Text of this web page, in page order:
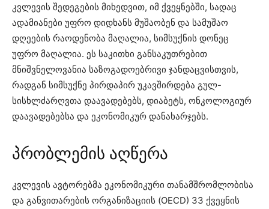
კვლევის შედეგების მიხედვით, იმ ქვეყნებში, სადაც
ადამიანები უფრო დიდხანს მუშაობენ და სამუშაო
დღეების რაოდენობა მაღალია, სიმსუქნის დონეც
უფრო მაღალია. ეს საკითხი განსაკუთრებით
მნიშვნელოვანია საზოგადოებრივი ჯანდაცვისთვის,
რადგან სიმსუქნე პირდაპირ უკავშირდება გულ-
სისხლძარღვთა დაავადებებს, დიაბეტს, ონკოლოგიურ
დაავადებებსა და ეკონომიკურ დანახარჯებს.
პრობლემის აღწერა
კვლევის ავტორებმა ეკონომიკური თანამშრომლობისა
და განვითარების ორგანიზაციის (OECD) 33 ქვეყნის